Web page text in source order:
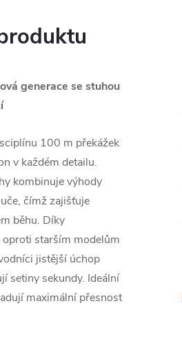
generace se stuhou
100 m překážek
v každém detailu.
kombinuje výhody
čímž zajišťuje
běhu. Díky
starším modelům
jistější úchop
setiny sekundy. Ideální
maximální přesnost